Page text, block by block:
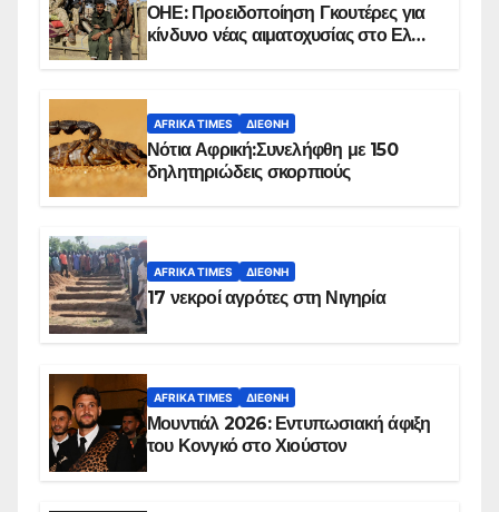
ΟΗΕ: Προειδοποίηση Γκουτέρες για
κίνδυνο νέας αιματοχυσίας στο Ελ
AFRIKA TIMES ΔΙΕΘΝΉ
Νότια Αφρική:Συνελήφθη με 150
δηλητηριώδεις σκορπιούς
AFRIKA TIMES ΔΙΕΘΝΉ
17 νεκροί αγρότες στη Νιγηρία
AFRIKA TIMES ΔΙΕΘΝΉ
Μουντιάλ 2026: Εντυπωσιακή άφιξη
του Κονγκό στο Χιούστον